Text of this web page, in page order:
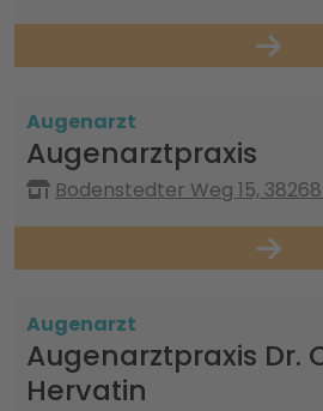
Augenarzt
Augenarztpraxis
Bodenstedter Weg 15,
Augenarzt
Augenarztpraxis Dr.
Hervatin